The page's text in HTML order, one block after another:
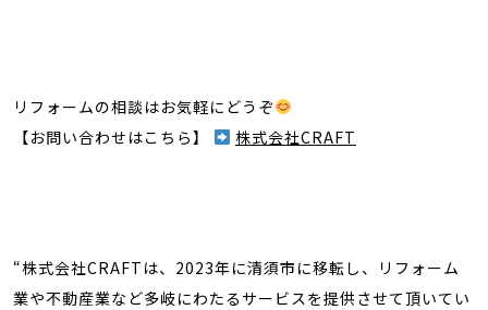
リフォームの相談はお気軽にどうぞ
【お問い合わせはこちら】
株式会社CRAFT
“株式会社CRAFTは、2023年に清須市に移転し、リフォーム
業や不動産業など多岐にわたるサービスを提供させて頂いてい